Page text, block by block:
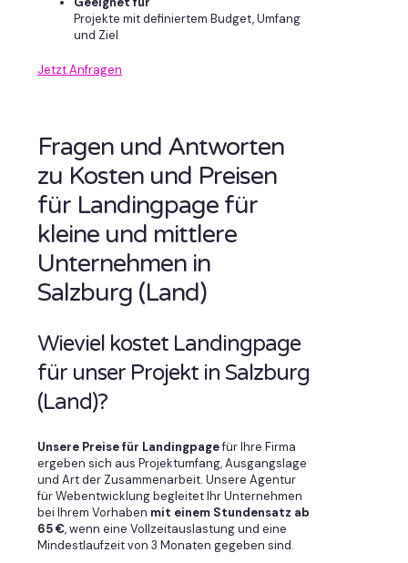
Projekte mit definiertem Budget, Umfang
und Ziel
Jetzt Anfragen
Fragen und Antworten
zu Kosten und Preisen
für Landingpage für
kleine und mittlere
Unternehmen in
Salzburg (Land)
Wieviel kostet Landingpage
für unser Projekt in Salzburg
(Land)?
Unsere Preise für Landingpagefür Ihre Firma
ergeben sich aus Projektumfang, Ausgangslage
und Art der Zusammenarbeit. Unsere Agentur
für Webentwicklung begleitet Ihr Unternehmen
bei Ihrem Vorhaben mit einem Stundensatz ab
65 €, wenn eine Vollzeitauslastung und eine
Mindestlaufzeit von 3 Monaten gegeben sind.